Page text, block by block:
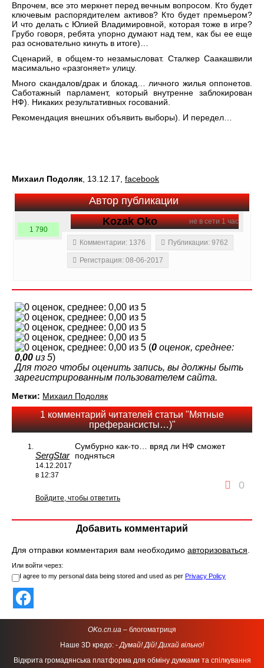
Впрочем, все это меркнет перед вечным вопросом. Кто будет
ключевым распорядителем активов? Кто будет премьером?
И что делать с Юлией Владимировной, которая тоже в игре?
Грубо говоря, ребята упорно думают над тем, как бы ее еще
раз основательно кинуть в итоге)…
Сценарий, в общем-то незамысловат. Сталкер Саакашвили
масимально «разгоняет» улицу.
Много скандалов/драк и блокад… личного жилья оппонетов.
Саботажный парламент, который внутренне заблокирован
НФ). Никаких результативных госований.
Рекомендация внешних объявить выборы). И передел…
Михаил Подоляк, 13.12.17, facebook
Автор публикации
не в сети 1 час
Kozak Oko
1 790
Комментарии: 1376
Публикации: 9762
Регистрация: 08-06-2017
(0 оценок, среднее:
0,00 из 5)
Для того чтобы оценить запись, вы должны быть
зарегистрированным пользователем сайта.
Метки: Михаил Подоляк
1 комментарий читателей статьи "Мятные
преферансисты…)"
SergStar
14.12.2017
в 12:37
Сумбурно как-то… вряд ли НФ сможет
подняться
0
Войдите, чтобы ответить
Добавить комментарий
Для отправки комментария вам необходимо авторизоваться.
Или войти через:
I agree to my personal data being stored and used as per Privacy Policy
OKo.cn.ua – блогоматриця
Наше 3D кредо: -Думай! Дій! Дихай вільно!
Відкрита громадянська платформа для обміну думками та спілкування